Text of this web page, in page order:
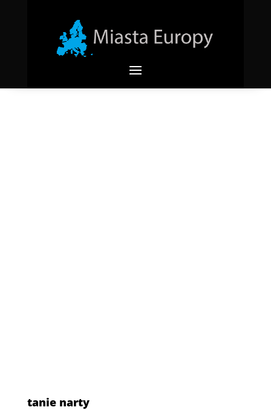
tanie narty